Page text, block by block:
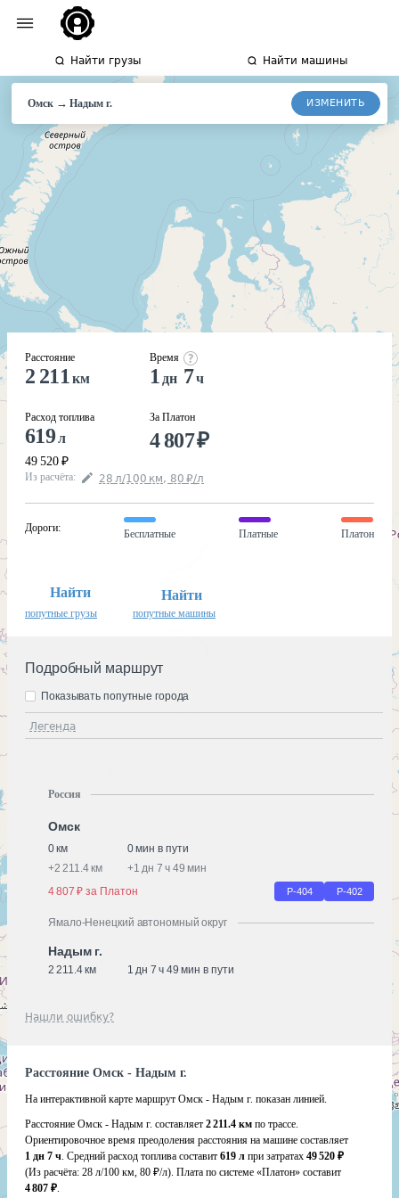
Найти грузы Найти машины
Омск→Надым г. ИЗМЕНИТЬ
Расстояние
2 211 км
Расход топлива
619л
49 520 ₽
Время
1 дн 7ч
За Платон
4 807₽
Из расчёта: 28 л/100 км, 80 ₽/л
Дороги:
Бесплатные Платные Платон
Найти
попутные грузы
Найти
попутные машины
Подробный маршрут
Легенда
Показывать попутные города
Россия
Омск
0 км
0 мин в пути
+2 211.4 км +1 дн 7 ч 49 мин
4 807 ₽ за Платон
Р-404 Р-402
Ямало-Ненецкий автономный округ
Надым г.
2 211.4 км 1 дн 7 ч 49 мин в пути
Нашли ошибку?
Расстояние Омск - Надым г.
На интерактивной карте маршрут Омск - Надым г. показан линией.
Расстояние Омск - Надым г. составляет 2 211.4 км по трассе.
Ориентировочное время преодоления расстояния на машине составляет
1 дн 7 ч. Средний расход топлива составит 619 л при затратах 49 520 ₽
(Из расчёта: 28 л/100 км, 80 ₽/л). Плата по системе «Платон» составит
4 807 ₽.